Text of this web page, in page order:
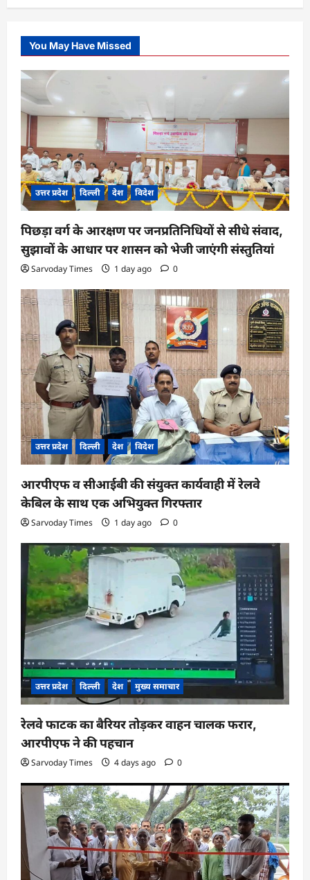
You May Have Missed
उत्तर प्रदेश दिल्ली देश विदेश
पिछड़ा वर्ग के आरक्षण पर जनप्रतिनिधियों से सीधे संवाद,
सुझावों के आधार पर शासन को भेजी जाएंगी संस्तुतियां
Sarvoday Times 1 day ago 0
उत्तर प्रदेश दिल्ली देश विदेश
आरपीएफ व सीआईबी की संयुक्त कार्यवाही में रेलवे
केबिल के साथ एक अभियुक्त गिरफ्तार
Sarvoday Times 1 day ago 0
उत्तर प्रदेश दिल्ली देश मुख्य समाचार
रेलवे फाटक का बैरियर तोड़कर वाहन चालक फरार,
आरपीएफ ने की पहचान
Sarvoday Times 4 days ago 0